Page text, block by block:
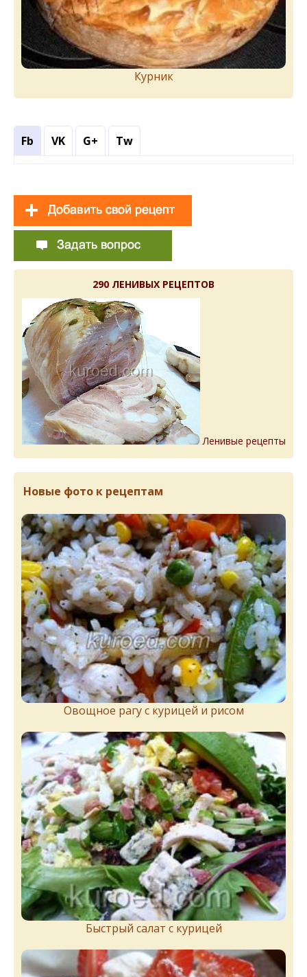
Курник
Fb VK G+ Tw
290 ЛЕНИВЫХ РЕЦЕПТОВ
Ленивые рецепты
Новые фото к рецептам
Овощное рагу с курицей и рисом
Быстрый салат с курицей